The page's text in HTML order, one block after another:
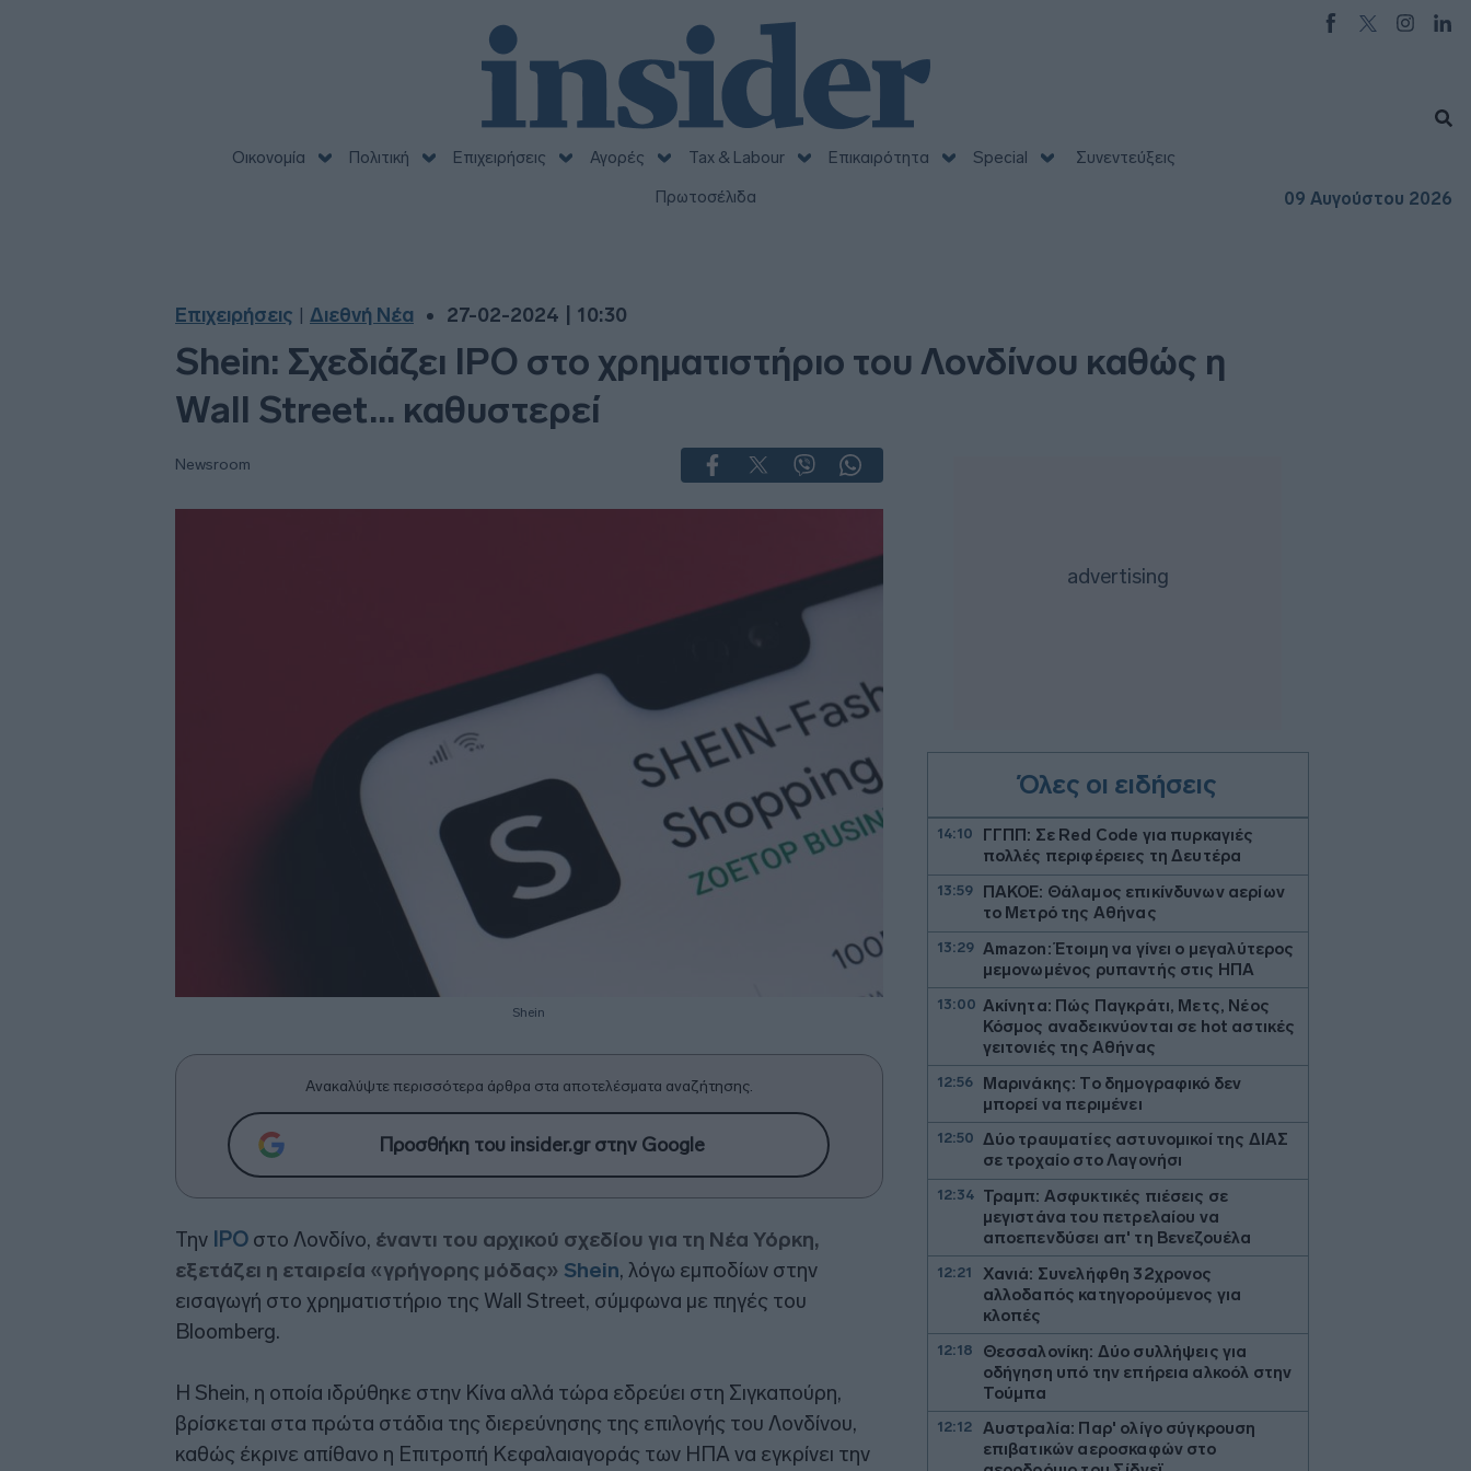
Οικονομία Πολιτική Επιχειρήσεις Αγορές Tax & Labour Επικαιρότητα Special
Συνεντεύξεις
Πρωτοσέλιδα
09 Αυγούστου 2026
Επιχειρήσεις Διεθνή Νέα 27-02-2024 | 10:30
Shein: Σχεδιάζει IPO στο χρηματιστήριο του Λονδίνου καθώς η
Wall Street... καθυστερεί
Newsroom
Shein
Ανακαλύψτε περισσότερα άρθρα στα αποτελέσματα αναζήτησης.
Προσθήκη του insider.gr στην Google
Την IPO στο Λονδίνο, έναντι του αρχικού σχεδίου για τη Νέα Υόρκη,
εξετάζει η εταιρεία «γρήγορης μόδας» Shein, λόγω εμποδίων στην
εισαγωγή στο χρηματιστήριο της Wall Street, σύμφωνα με πηγές του
Bloomberg.
Η Shein, η οποία ιδρύθηκε στην Κίνα αλλά τώρα εδρεύει στη Σιγκαπούρη,
βρίσκεται στα πρώτα στάδια της διερεύνησης της επιλογής του Λονδίνου,
καθώς έκρινε απίθανο η Επιτροπή Κεφαλαιαγοράς των ΗΠΑ να εγκρίνει την
Όλες οι ειδήσεις
14:10
ΓΓΠΠ: Σε Red Code για πυρκαγιές
πολλές περιφέρειες τη Δευτέρα
13:59
ΠΑΚΟΕ: Θάλαμος επικίνδυνων αερίων
το Μετρό της Αθήνας
13:29 Amazon: Έτοιμη να γίνει ο μεγαλύτερος
μεμονωμένος ρυπαντής στις ΗΠΑ
13:00 Ακίνητα: Πώς Παγκράτι, Μετς, Νέος
Κόσμος αναδεικνύονται σε hot αστικές
γειτονιές της Αθήνας
12:56
Μαρινάκης: Το δημογραφικό δεν
μπορεί να περιμένει
12:50 Δύο τραυματίες αστυνομικοί της ΔΙΑΣ
σε τροχαίο στο Λαγονήσι
12:34
Τραμπ: Ασφυκτικές πιέσεις σε
μεγιστάνα του πετρελαίου να
αποεπενδύσει απ' τη Βενεζουέλα
12:21
Χανιά: Συνελήφθη 32χρονος
αλλοδαπός κατηγορούμενος για
κλοπές
12:18
Θεσσαλονίκη: Δύο συλλήψεις για
οδήγηση υπό την επήρεια αλκοόλ στην
Τούμπα
12:12
Αυστραλία: Παρ' ολίγο σύγκρουση
επιβατικών αεροσκαφών στο